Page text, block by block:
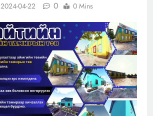
2024-04-22 0 0 Mins